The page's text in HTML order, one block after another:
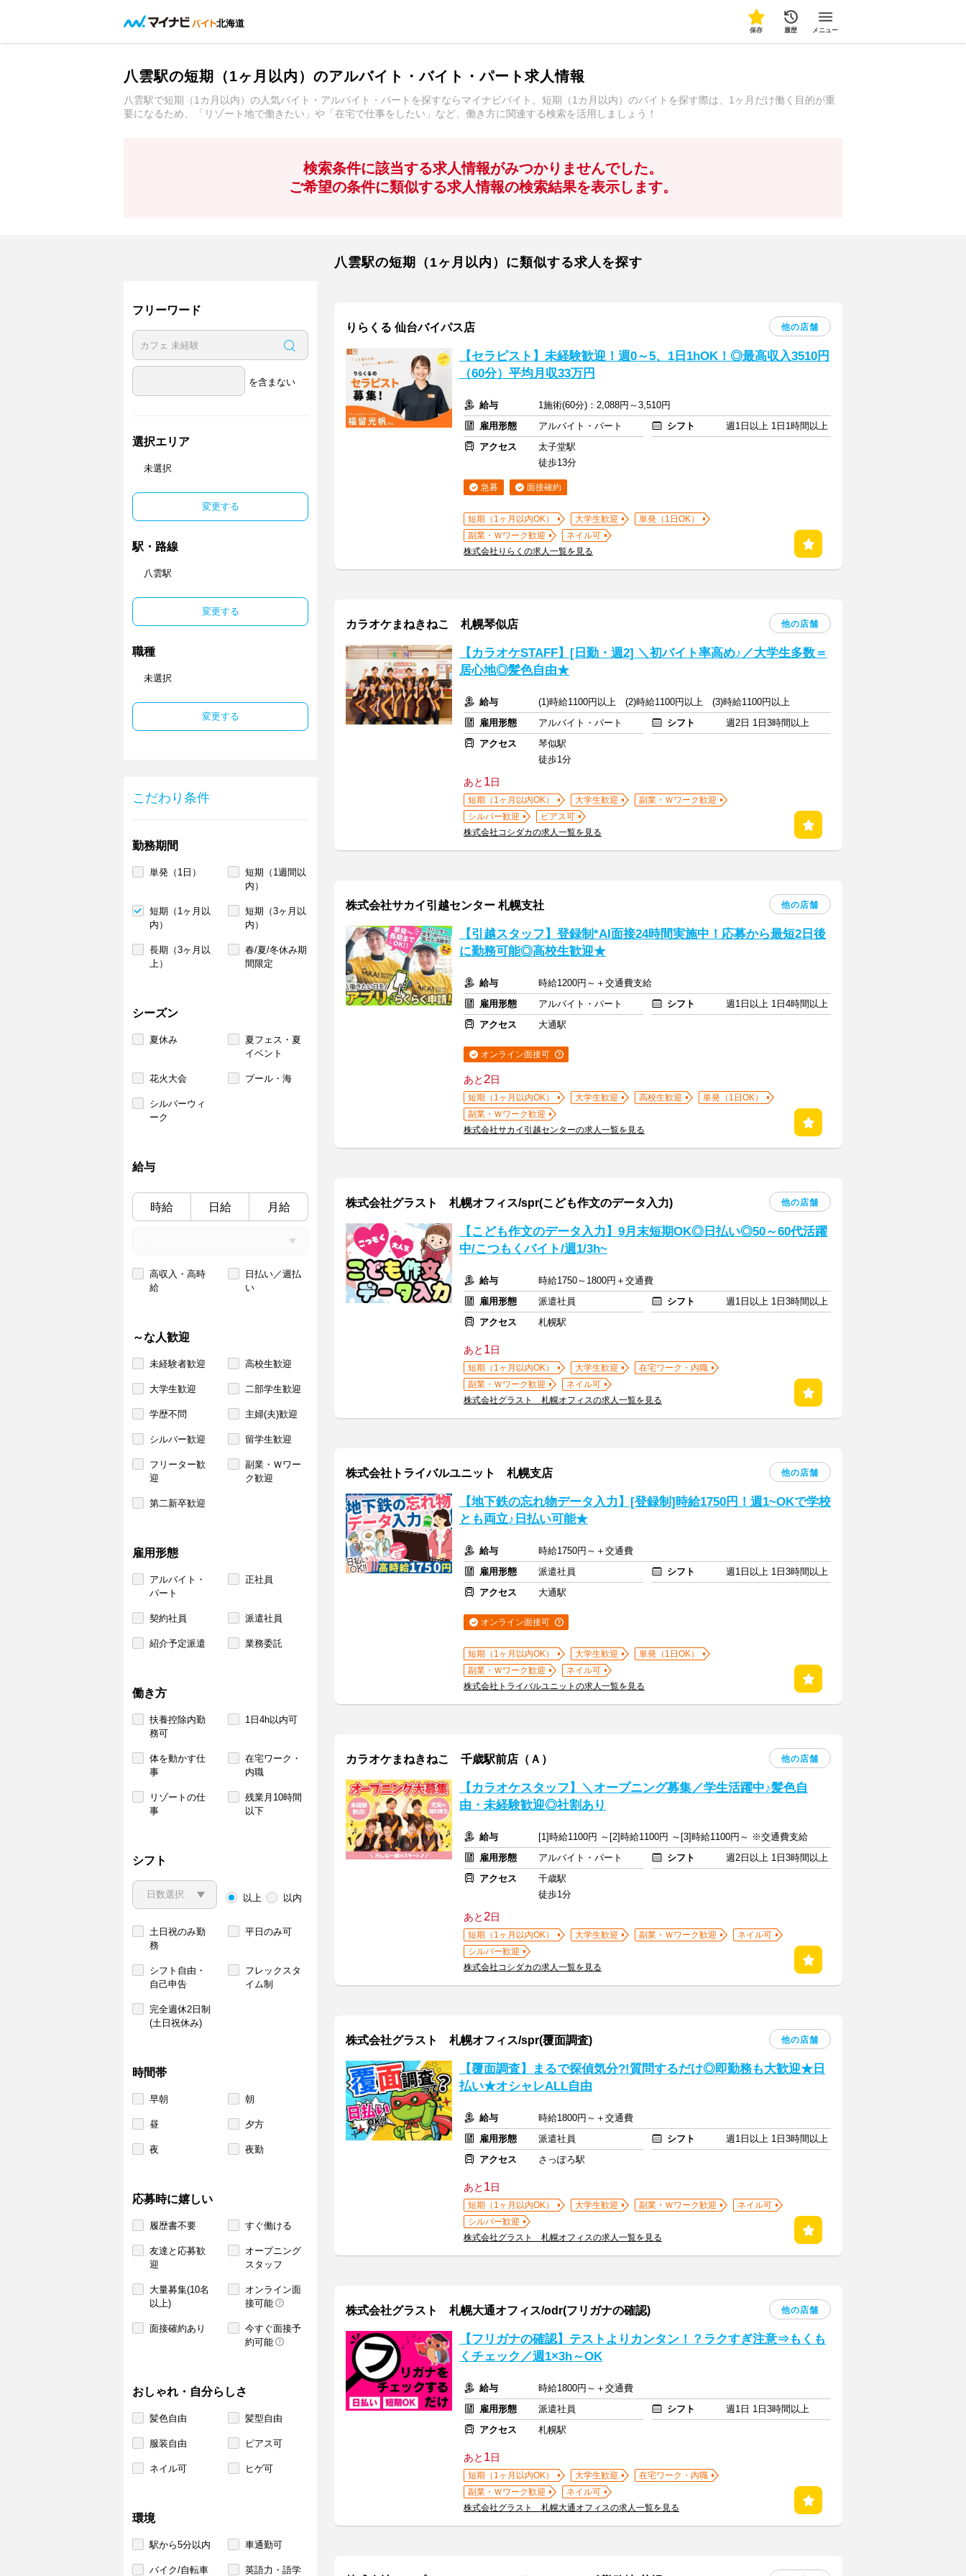
北海道
保存 履歴 メニュー
八雲駅の短期（1ヶ月以内）のアルバイト・バイト・パート求人情報
八雲駅で短期（1カ月以内）の人気バイト・アルバイト・パートを探すならマイナビバイト。短期（1カ月以内）のバイトを探す際は、1ヶ月だけ働く目的が重
要になるため、「リゾート地で働きたい」や「在宅で仕事をしたい」など、働き方に関連する検索を活用しましょう！
検索条件に該当する求人情報がみつかりませんでした。
ご希望の条件に類似する求人情報の検索結果を表示します。
フリーワード
を含まない
選択エリア
未選択
変更する
駅・路線
八雲駅
変更する
職種
未選択
変更する
こだわり条件
勤務期間
単発（1日）
短期（1週間以
内）
短期（1ヶ月以
内）
短期（3ヶ月以
内）
長期（3ヶ月以
上）
春/夏/冬休み期
間限定
シーズン
夏休み
夏フェス・夏
イベント
花火大会 プール・海
シルバーウィ
ーク
給与
時給 日給 月給
高収入・高時
給
日払い／週払
い
～な人歓迎
未経験者歓迎 高校生歓迎
大学生歓迎 二部学生歓迎
学歴不問 主婦(夫)歓迎
シルバー歓迎 留学生歓迎
フリーター歓
迎
副業・Ｗワー
ク歓迎
第二新卒歓迎
雇用形態
アルバイト・
パート
正社員
契約社員 派遣社員
紹介予定派遣 業務委託
働き方
扶養控除内勤
務可
1日4h以内可
体を動かす仕
事
在宅ワーク・
内職
リゾートの仕
事
残業月10時間
以下
シフト
以上 以内
土日祝のみ勤
務
平日のみ可
シフト自由・
自己申告
フレックスタ
イム制
完全週休2日制
(土日祝休み)
時間帯
早朝 朝
昼 夕方
夜 夜勤
応募時に嬉しい
履歴書不要 すぐ働ける
友達と応募歓
迎
オープニング
スタッフ
大量募集(10名
以上)
オンライン面
接可能
面接確約あり
今すぐ面接予
約可能
おしゃれ・自分らしさ
髪色自由 髪型自由
服装自由 ピアス可
ネイル可 ヒゲ可
環境
駅から5分以内 車通勤可
バイク/自転車 英語力・語学
八雲駅の短期（1ヶ月以内）に類似する求人を探す
りらくる 仙台バイパス店 他の店舗
【セラピスト】未経験歓迎！週0～5、1日1hOK！◎最高収入3510円
（60分）平均月収33万円
給与
1施術(60分)：2,088円～3,510円
雇用形態
アルバイト・パート シフト
週1日以上 1日1時間以上
アクセス
太子堂駅
徒歩13分
急募 面接確約
短期（1ヶ月以内OK） 大学生歓迎
単発（1日OK）
副業・Ｗワーク歓迎
ネイル可
株式会社りらくの求人一覧を見る
カラオケまねきねこ 札幌琴似店 他の店舗
【カラオケSTAFF】[日勤・週2] ＼初バイト率高め♪／大学生多数＝
居心地◎髪色自由★
給与
(1)時給1100円以上 (2)時給1100円以上 (3)時給1100円以上
雇用形態
アルバイト・パート シフト
週2日 1日3時間以上
アクセス
琴似駅
徒歩1分
あと 1日
短期（1ヶ月以内OK） 大学生歓迎
副業・Ｗワーク歓迎
シルバー歓迎
ピアス可
株式会社コシダカの求人一覧を見る
株式会社サカイ引越センター 札幌支社 他の店舗
【引越スタッフ】登録制*AI面接24時間実施中！応募から最短2日後
に勤務可能◎高校生歓迎★
給与
時給1200円～＋交通費支給
雇用形態
アルバイト・パート シフト
週1日以上 1日4時間以上
アクセス
大通駅
オンライン面接可
あと2日
短期（1ヶ月以内OK） 大学生歓迎 高校生歓迎
単発（1日OK）
副業・Ｗワーク歓迎
株式会社サカイ引越センターの求人一覧を見る
株式会社グラスト 札幌オフィス/spr(こども作文のデータ入力) 他の店舗
【こども作文のデータ入力】9月末短期OK◎日払い◎50～60代活躍
中/こつもくバイト/週1/3h~
給与
時給1750～1800円＋交通費
雇用形態
派遣社員 シフト
週1日以上 1日3時間以上
アクセス
札幌駅
あと 1日
短期（1ヶ月以内OK） 大学生歓迎
在宅ワーク・内職
副業・Ｗワーク歓迎
ネイル可
株式会社グラスト 札幌オフィスの求人一覧を見る
株式会社トライバルユニット 札幌支店 他の店舗
【地下鉄の忘れ物データ入力】[登録制]時給1750円！週1~OKで学校
とも両立♪日払い可能★
給与
時給1750円～＋交通費
雇用形態
派遣社員 シフト
週1日以上 1日3時間以上
アクセス
大通駅
オンライン面接可
短期（1ヶ月以内OK） 大学生歓迎
単発（1日OK）
副業・Ｗワーク歓迎
ネイル可
株式会社トライバルユニットの求人一覧を見る
カラオケまねきねこ 千歳駅前店（Ａ） 他の店舗
【カラオケスタッフ】＼オープニング募集／学生活躍中♪髪色自
由・未経験歓迎◎社割あり
給与
[1]時給1100円 ～[2]時給1100円 ～[3]時給1100円～ ※交通費支給
雇用形態
アルバイト・パート シフト
週2日以上 1日3時間以上
アクセス
千歳駅
徒歩1分
あと2日
短期（1ヶ月以内OK） 大学生歓迎 副業・Ｗワーク歓迎
ネイル可
シルバー歓迎
株式会社コシダカの求人一覧を見る
株式会社グラスト 札幌オフィス/spr(覆面調査) 他の店舗
【覆面調査】まるで探偵気分?!質問するだけ◎即勤務も大歓迎★日
払い★オシャレALL自由
給与
時給1800円～＋交通費
雇用形態
派遣社員 シフト
週1日以上 1日3時間以上
アクセス
さっぽろ駅
あと 1日
短期（1ヶ月以内OK） 大学生歓迎 副業・Ｗワーク歓迎
ネイル可
シルバー歓迎
株式会社グラスト 札幌オフィスの求人一覧を見る
株式会社グラスト 札幌大通オフィス/odr(フリガナの確認) 他の店舗
【フリガナの確認】テストよりカンタン！？ラクすぎ注意⇒もくも
くチェック／週1×3h～OK
給与
時給1800円～＋交通費
雇用形態
派遣社員 シフト
週1日 1日3時間以上
アクセス
札幌駅
あと 1日
短期（1ヶ月以内OK） 大学生歓迎
在宅ワーク・内職
副業・Ｗワーク歓迎
ネイル可
株式会社グラスト 札幌大通オフィスの求人一覧を見る